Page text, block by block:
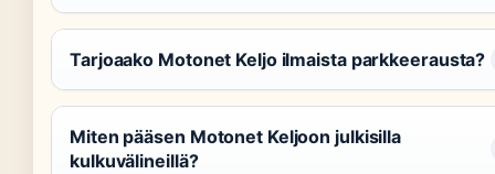
Tarjoaako Motonet Keljo ilmaista parkkeerausta?
Miten pääsen Motonet Keljoon julkisilla
kulkuvälineillä?